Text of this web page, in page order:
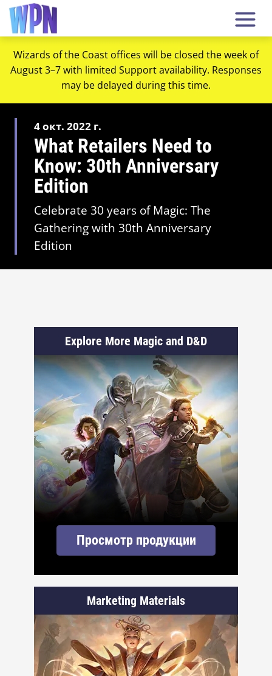
Wizards of the Coast offices will be closed the week of
August 3–7 with limited Support availability. Responses
may be delayed during this time.
4 окт. 2022 г.
What Retailers Need to
Know: 30th Anniversary
Edition
Celebrate 30 years of Magic: The
Gathering with 30th Anniversary
Edition
Explore More Magic and D&D
Просмотр продукции
Marketing Materials